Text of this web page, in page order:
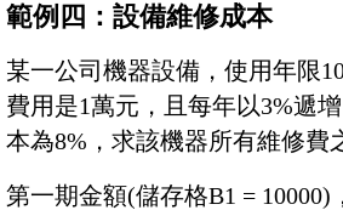
範例四：設備維修成本
某一公司機器設備，使用年限
費用是1萬元，且每年以3%遞
本為8%，求該機器所有維修費
第一期金額(儲存格B1 = 10000)